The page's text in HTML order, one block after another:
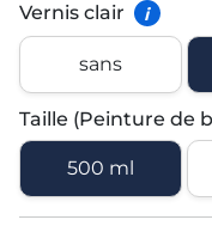
Vernis clair i
sans
Taille (Peinture de
500 ml